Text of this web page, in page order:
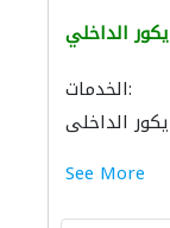
الداخلي
الخدمات:
الداخلي
See More